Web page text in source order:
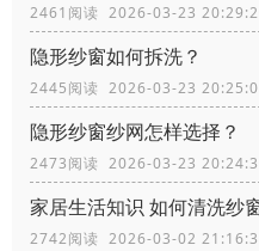
2461阅读 2026-03-23
隐形纱窗如何拆洗？
2445阅读 2026-03-23
隐形纱窗纱网怎样选择？
2473阅读 2026-03-23
家居生活知识 如何清洗纱
2742阅读 2026-03-02